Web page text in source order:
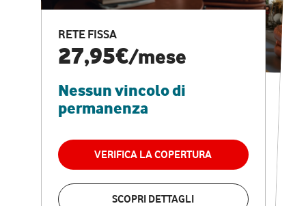
RETE FISSA
27,95€/mese
Nessun vincolo di
permanenza
VERIFICA LA COPERTURA
SCOPRI DETTAGLI
CASA PRO
Internet veloce e
vantaggi speciali
RETE FISSA + VODAFONE CLUB
29,95€
permanenza
VERIFICA LA COPERTURA